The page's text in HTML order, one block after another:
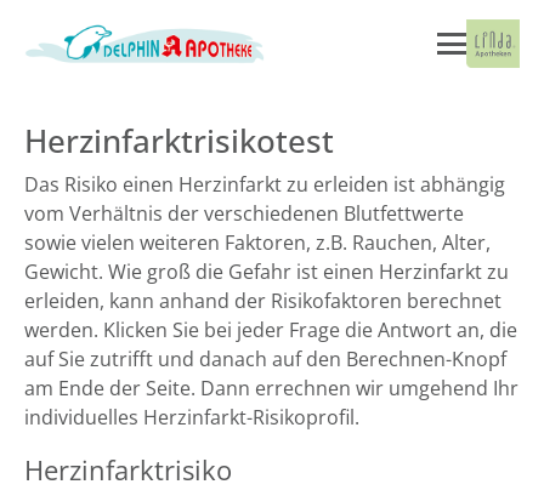
Herzinfarktrisikotest
Das Risiko einen Herzinfarkt zu erleiden ist abhängig
vom Verhältnis der verschiedenen Blutfettwerte
sowie vielen weiteren Faktoren, z.B. Rauchen, Alter,
Gewicht. Wie groß die Gefahr ist einen Herzinfarkt zu
erleiden, kann anhand der Risikofaktoren berechnet
werden. Klicken Sie bei jeder Frage die Antwort an, die
auf Sie zutrifft und danach auf den Berechnen-Knopf
am Ende der Seite. Dann errechnen wir umgehend Ihr
individuelles Herzinfarkt-Risikoprofil.
Herzinfarktrisiko